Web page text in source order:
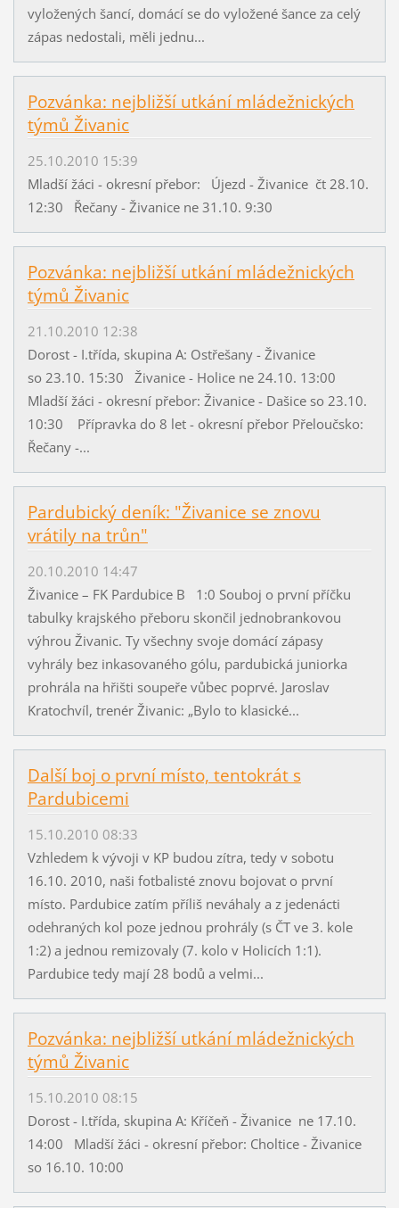
vyložených šancí, domácí se do vyložené šance za celý
zápas nedostali, měli jednu...
Pozvánka: nejbližší utkání mládežnických
týmů Živanic
25.10.2010 15:39
Mladší žáci - okresní přebor: Újezd - Živanice čt 28.10.
12:30 Řečany - Živanice ne 31.10. 9:30
Pozvánka: nejbližší utkání mládežnických
týmů Živanic
21.10.2010 12:38
Dorost - I.třída, skupina A: Ostřešany - Živanice
so 23.10. 15:30 Živanice - Holice ne 24.10. 13:00
Mladší žáci - okresní přebor: Živanice - Dašice so 23.10.
10:30 Přípravka do 8 let - okresní přebor Přeloučsko:
Řečany -...
Pardubický deník: "Živanice se znovu
vrátily na trůn"
20.10.2010 14:47
Živanice – FK Pardubice B 1:0 Souboj o první příčku
tabulky krajského přeboru skončil jednobrankovou
výhrou Živanic. Ty všechny svoje domácí zápasy
vyhrály bez inkasovaného gólu, pardubická juniorka
prohrála na hřišti soupeře vůbec poprvé. Jaroslav
Kratochvíl, trenér Živanic: „Bylo to klasické...
Další boj o první místo, tentokrát s
Pardubicemi
15.10.2010 08:33
Vzhledem k vývoji v KP budou zítra, tedy v sobotu
16.10. 2010, naši fotbalisté znovu bojovat o první
místo. Pardubice zatím příliš neváhaly a z jedenácti
odehraných kol poze jednou prohrály (s ČT ve 3. kole
1:2) a jednou remizovaly (7. kolo v Holicích 1:1).
Pardubice tedy mají 28 bodů a velmi...
Pozvánka: nejbližší utkání mládežnických
týmů Živanic
15.10.2010 08:15
Dorost - I.třída, skupina A: Kříčeň - Živanice ne 17.10.
14:00 Mladší žáci - okresní přebor: Choltice - Živanice
so 16.10. 10:00